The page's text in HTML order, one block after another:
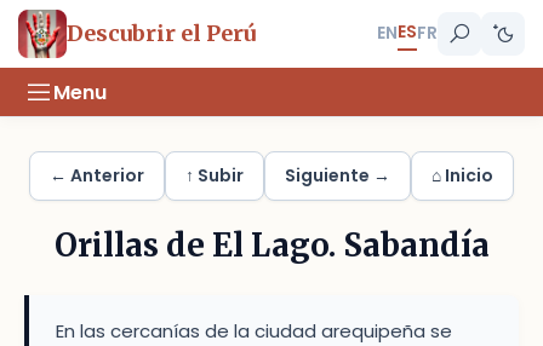
Descubrir el Perú ENESFR
Menu
← Anterior ↑ Subir Siguiente → ⌂ Inicio
Orillas de El Lago. Sabandía
En las cercanías de la ciudad arequipeña se